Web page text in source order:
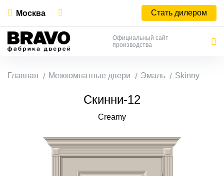
Москва Стать дилером
Официальный сайт
производства
Главная Межкомнатные двери Эмаль Skinny
Скинни-12
Creamy